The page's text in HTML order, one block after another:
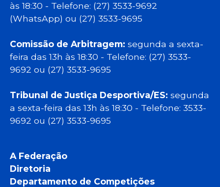
às 18:30 - Telefone: (27) 3533-9692
(WhatsApp) ou (27) 3533-9695
Comissão de Arbitragem: segunda a sexta-
feira das 13h às 18:30 - Telefone: (27) 3533-
9692 ou (27) 3533-9695
Tribunal de Justiça Desportiva/ES: segunda
a sexta-feira das 13h às 18:30 - Telefone: 3533-
9692 ou (27) 3533-9695
A Federação
Diretoria
Departamento de Competições